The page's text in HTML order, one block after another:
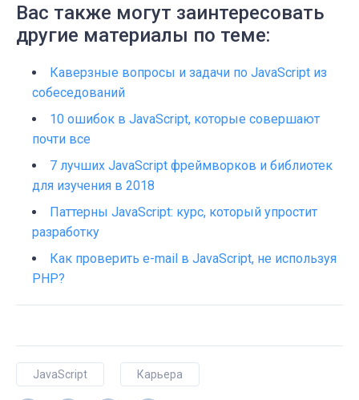
Вас также могут заинтересовать
другие материалы по теме:
Каверзные вопросы и задачи по JavaScript из
собеседований
10 ошибок в JavaScript, которые совершают
почти все
7 лучших JavaScript фреймворков и библиотек
для изучения в 2018
Паттерны JavaScript: курс, который упростит
разработку
Как проверить e-mail в JavaScript, не используя
PHP?
JavaScript Карьера